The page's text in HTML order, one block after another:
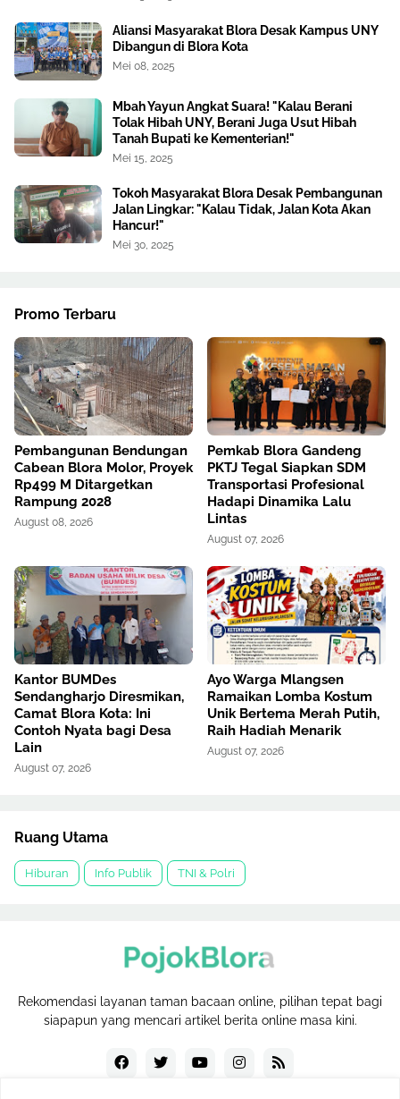
Aliansi Masyarakat Blora Desak Kampus UNY
Dibangun di Blora Kota
Mei 08, 2025
Mbah Yayun Angkat Suara! "Kalau Berani
Tolak Hibah UNY, Berani Juga Usut Hibah
Tanah Bupati ke Kementerian!"
Mei 15, 2025
Tokoh Masyarakat Blora Desak Pembangunan
Jalan Lingkar: "Kalau Tidak, Jalan Kota Akan
Hancur!"
Mei 30, 2025
Promo Terbaru
Pembangunan Bendungan
Cabean Blora Molor, Proyek
Rp499 M Ditargetkan
Rampung 2028
August 08, 2026
Pemkab Blora Gandeng
PKTJ Tegal Siapkan SDM
Transportasi Profesional
Hadapi Dinamika Lalu
Lintas
August 07, 2026
Kantor BUMDes
Sendangharjo Diresmikan,
Camat Blora Kota: Ini
Contoh Nyata bagi Desa
Lain
August 07, 2026
Ayo Warga Mlangsen
Ramaikan Lomba Kostum
Unik Bertema Merah Putih,
Raih Hadiah Menarik
August 07, 2026
Ruang Utama
Hiburan Info Publik TNI & Polri
Rekomendasi layanan taman bacaan online, pilihan tepat bagi
siapapun yang mencari artikel berita online masa kini.